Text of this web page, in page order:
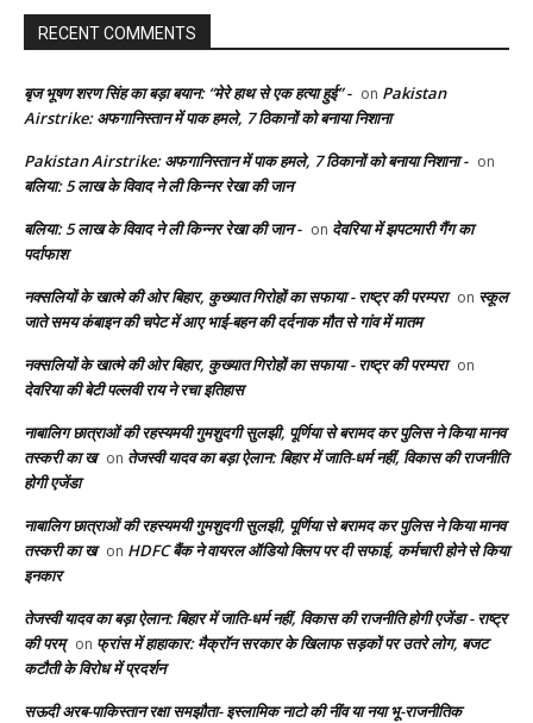
RECENT COMMENTS
बृज भूषण शरण सिंह का बड़ा बयान: “मेरे हाथ से एक हत्या हुई” - on Pakistan
Airstrike: अफगानिस्तान में पाक हमले, 7 ठिकानों को बनाया निशाना
Pakistan Airstrike: अफगानिस्तान में पाक हमले, 7 ठिकानों को बनाया निशाना - on
बलिया: 5 लाख के विवाद ने ली किन्नर रेखा की जान
बलिया: 5 लाख के विवाद ने ली किन्नर रेखा की जान - on देवरिया में झपटमारी गैंग का
पर्दाफाश
नक्सलियों के खात्मे की ओर बिहार, कुख्यात गिरोहों का सफाया - राष्ट्र की परम्परा on स्कूल
जाते समय कंबाइन की चपेट में आए भाई-बहन की दर्दनाक मौत से गांव में मातम
नक्सलियों के खात्मे की ओर बिहार, कुख्यात गिरोहों का सफाया - राष्ट्र की परम्परा on
देवरिया की बेटी पल्लवी राय ने रचा इतिहास
नाबालिग छात्राओं की रहस्यमयी गुमशुदगी सुलझी, पूर्णिया से बरामद कर पुलिस ने किया मानव
तस्करी का ख on तेजस्वी यादव का बड़ा ऐलान: बिहार में जाति-धर्म नहीं, विकास की राजनीति
होगी एजेंडा
नाबालिग छात्राओं की रहस्यमयी गुमशुदगी सुलझी, पूर्णिया से बरामद कर पुलिस ने किया मानव
तस्करी का ख on HDFC बैंक ने वायरल ऑडियो क्लिप पर दी सफाई, कर्मचारी होने से किया
इनकार
तेजस्वी यादव का बड़ा ऐलान: बिहार में जाति-धर्म नहीं, विकास की राजनीति होगी एजेंडा - राष्ट्र
की परम् on फ्रांस में हाहाकार: मैक्रॉन सरकार के खिलाफ सड़कों पर उतरे लोग, बजट
कटौती के विरोध में प्रदर्शन
सऊदी अरब-पाकिस्तान रक्षा समझौता- इस्लामिक नाटो की नींव या नया भू-राजनीतिक